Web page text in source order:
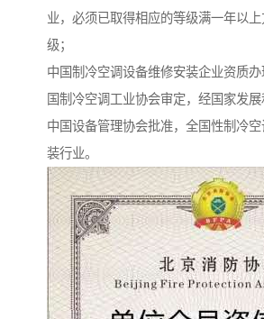
业，必须已取得相应的等级满一年以
级；
中国制冷空调设备维修安装企业资质
国制冷空调工业协会审定，经国家发
中国设备管理协会批准，全国性制冷
装行业。